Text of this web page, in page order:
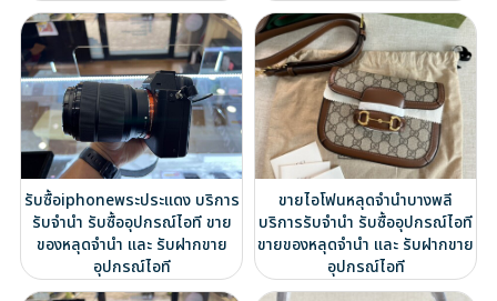
รับซื้อiphoneพระประแดง บริการ
รับจำนำ รับซื้ออุปกรณ์ไอที ขาย
ของหลุดจำนำ และ รับฝากขาย
อุปกรณ์ไอที
ขายไอโฟนหลุดจำนำบางพลี
บริการรับจำนำ รับซื้ออุปกรณ์ไอที
ขายของหลุดจำนำ และ รับฝากขาย
อุปกรณ์ไอที